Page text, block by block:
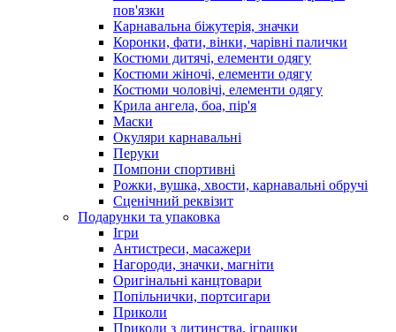
пов'язки
Карнавальна біжутерія, значки
Коронки, фати, вінки, чарівні палички
Костюми дитячі, елементи одягу
Костюми жіночі, елементи одягу
Костюми чоловічі, елементи одягу
Крила ангела, боа, пір'я
Маски
Окуляри карнавальні
Перуки
Помпони спортивні
Рожки, вушка, хвости, карнавальні обручі
Сценічний реквізит
Подарунки та упаковка
Ігри
Антистреси, масажери
Нагороди, значки, магніти
Оригінальні канцтовари
Попільнички, портсигари
Приколи
Приколи з дитинства, іграшки